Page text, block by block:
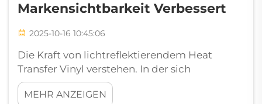
Markensichtbarkeit Verbessert
2025-10-16 10:45:06
Die Kraft von lichtreflektierendem Heat
Transfer Vinyl verstehen. In der sich
wandelnden Welt der Individualisierung und
Sicherheitsbekleidung hat sich
MEHR ANZEIGEN